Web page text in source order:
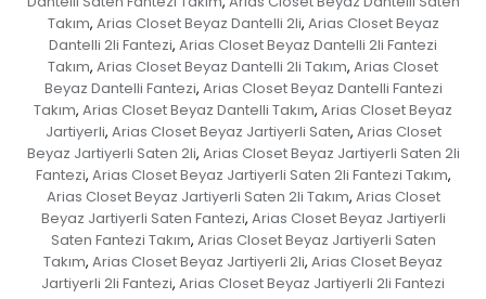
Takım, Arias Closet Beyaz Dantelli 2li, Arias Closet Beyaz
Dantelli 2li Fantezi, Arias Closet Beyaz Dantelli 2li Fantezi
Takım, Arias Closet Beyaz Dantelli 2li Takım, Arias Closet
Beyaz Dantelli Fantezi, Arias Closet Beyaz Dantelli Fantezi
Takım, Arias Closet Beyaz Dantelli Takım, Arias Closet Beyaz
Jartiyerli, Arias Closet Beyaz Jartiyerli Saten, Arias Closet
Beyaz Jartiyerli Saten 2li, Arias Closet Beyaz Jartiyerli Saten 2li
Fantezi, Arias Closet Beyaz Jartiyerli Saten 2li Fantezi Takım,
Arias Closet Beyaz Jartiyerli Saten 2li Takım, Arias Closet
Beyaz Jartiyerli Saten Fantezi, Arias Closet Beyaz Jartiyerli
Saten Fantezi Takım, Arias Closet Beyaz Jartiyerli Saten
Takım, Arias Closet Beyaz Jartiyerli 2li, Arias Closet Beyaz
Jartiyerli 2li Fantezi, Arias Closet Beyaz Jartiyerli 2li Fantezi